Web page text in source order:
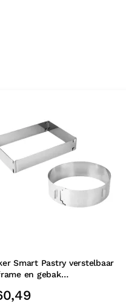
Smart Pastry verstelbaar
en gebak…